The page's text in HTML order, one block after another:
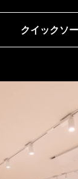
クイックソ